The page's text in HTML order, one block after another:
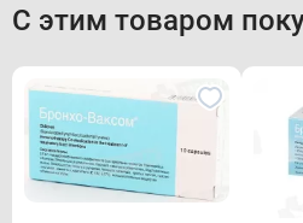
С этим товаром